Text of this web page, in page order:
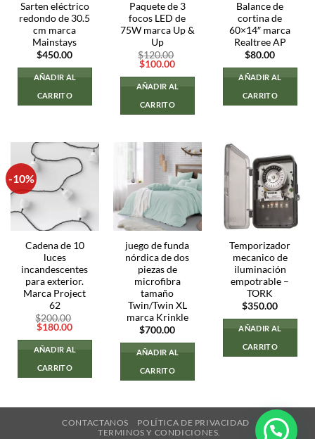
Sarten eléctrico
redondo de 30.5
cm marca
Mainstays
$450.00
AÑADIR AL
CARRITO
Paquete de 3
focos LED de
75W marca Up &
Up
$120.00
El
original
era:
$120.00.
$100.00El
actual
es:
AÑADIR AL
CARRITO
Balance de
cortina de
60×14″ marca
Realtree AP
$80.00
AÑADIR AL
CARRITO
-10%
Cadena de 10
luces
incandescentes
para exterior.
Marca Project
62
$200.00
El
original
era:
$200.00.
$180.00El
actual
es:
AÑADIR AL
CARRITO
juego de funda
nórdica de dos
piezas de
microfibra
tamaño
Twin/Twin XL
marca Krinkle
$700.00
AÑADIR AL
CARRITO
Temporizador
mecanico de
iluminación
empotrable –
TORK
$350.00
AÑADIR AL
CARRITO
CONTACTANOS
POLÍTICA DE PRIVACIDAD
TERMINOS Y CONDICIONES.